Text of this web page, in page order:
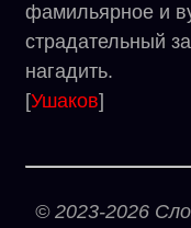
фамильярное и
страдательный
нагадить.
[Ушаков]
© 2023-2026